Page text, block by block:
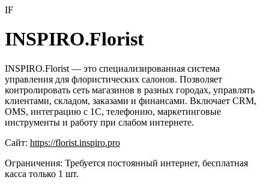
IF
INSPIRO.Florist
INSPIRO.Florist — это специализированная система
управления для флористических салонов. Позволяет
контролировать сеть магазинов в разных городах, управлять
клиентами, складом, заказами и финансами. Включает CRM,
OMS, интеграцию с 1С, телефонию, маркетинговые
инструменты и работу при слабом интернете.
Сайт: https://florist.inspiro.pro
Ограничения: Требуется постоянный интернет, бесплатная
касса только 1 шт.